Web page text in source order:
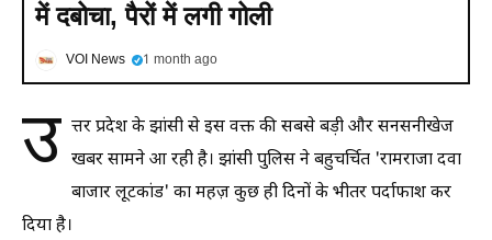
में दबोचा, पैरों में लगी गोली
VOI News 1 month ago
उ त्तर प्रदेश के झांसी से इस वक्त की सबसे बड़ी और सनसनीखेज
खबर सामने आ रही है। झांसी पुलिस ने बहुचर्चित 'रामराजा दवा
बाजार लूटकांड' का महज़ कुछ ही दिनों के भीतर पर्दाफाश कर
दिया है।